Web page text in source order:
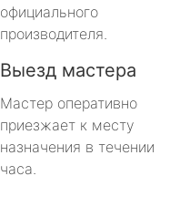
официального
производителя.
Выезд мастера
Мастер оперативно
приезжает к месту
назначения в течении
часа.